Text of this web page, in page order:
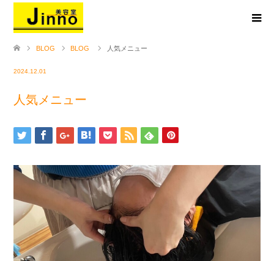
BLOG BLOG 人気メニュー
2024.12.01
人気メニュー